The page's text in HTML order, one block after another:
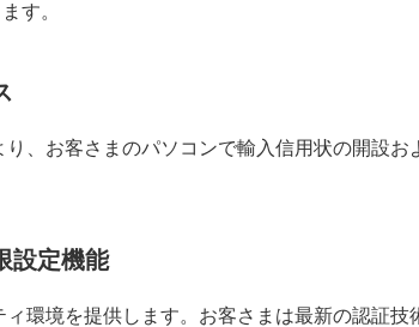
す。
、お客さまのパソコンで輸入信用状の開設
設定機能
環境を提供します。お客さまは最新の認証